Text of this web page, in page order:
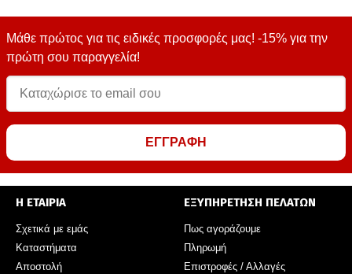
Μάθε πρώτος για τις ειδικές προσφορές μας! -15% για την
πρώτη σου παραγγελία!
ΕΓΓΡΑΦΗ
Η ΕΤΑΙΡΙΑ
Σχετικά με εμάς
Καταστήματα
Αποστολή
ΕΞΥΠΗΡΕΤΗΣΗ ΠΕΛΑΤΩΝ
Πως αγοράζουμε
Πληρωμή
Επιστροφές / Αλλαγές